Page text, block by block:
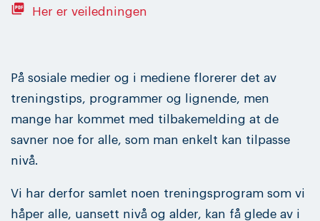
picture_as_pdf Her er veiledningen
På sosiale medier og i mediene florerer det av
treningstips, programmer og lignende, men
mange har kommet med tilbakemelding at de
savner noe for alle, som man enkelt kan tilpasse
nivå.
Vi har derfor samlet noen treningsprogram som vi
håper alle, uansett nivå og alder, kan få glede av i